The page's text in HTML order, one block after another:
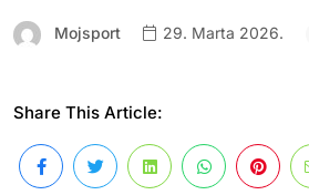
Mojsport 29. Marta 2026.
Share This Article: